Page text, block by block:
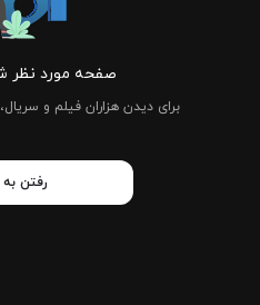
صفحه مورد نظر
برای دیدن هزاران فیلم و
رفتن به